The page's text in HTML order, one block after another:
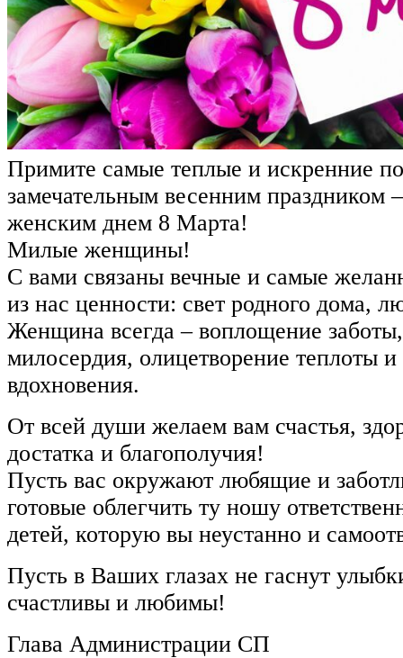
Примите самые теплые и искренние
замечательным весенним
женским днем 8 Марта!
Милые женщины!
С вами связаны вечные и самые
из нас ценности: свет родного дома,
Женщина всегда – воплощение
милосердия, олицетворение теплоты
вдохновения.
От всей души желаем вам счастья,
достатка и благополучия!
Пусть вас окружают любящие и
готовые облегчить ту ношу
детей, которую вы неустанно и
Пусть в Ваших глазах не гаснут
счастливы и любимы!
Глава Администрации СП